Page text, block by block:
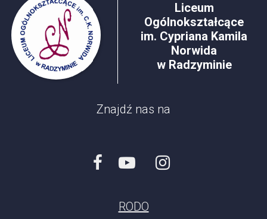
Liceum
Ogólnokształcące
im. Cypriana Kamila
Norwida
w Radzyminie
Znajdź nas na
RODO